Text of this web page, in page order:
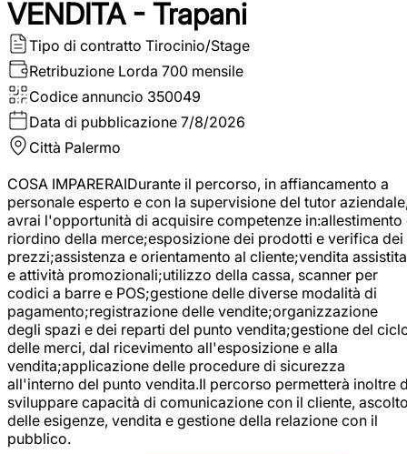
VENDITA - Trapani
Tipo di contratto Tirocinio/Stage
Retribuzione Lorda 700 mensile
Codice annuncio 350049
Data di pubblicazione 7/8/2026
Città Palermo
COSA IMPARERAIDurante il percorso, in affiancamento a
personale esperto e con la supervisione del tutor
avrai l'opportunità di acquisire competenze in:allestimento
riordino della merce;esposizione dei prodotti e verifica dei
prezzi;assistenza e orientamento al cliente;vendita assistita
e attività promozionali;utilizzo della cassa, scanner per
codici a barre e POS;gestione delle diverse modalità di
pagamento;registrazione delle vendite;organizzazione
degli spazi e dei reparti del punto vendita;gestione del
delle merci, dal ricevimento all'esposizione e alla
vendita;applicazione delle procedure di sicurezza
all'interno del punto vendita.Il percorso permetterà inoltre
sviluppare capacità di comunicazione con il cliente,
delle esigenze, vendita e gestione della relazione con il
pubblico.